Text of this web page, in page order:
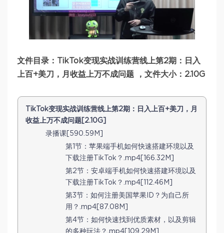
文件目录：TikTok变现实战训练营线上第2期：日入
上百+美刀，月收益上万不成问题 ，文件大小：2.10G
TikTok变现实战训练营线上第2期：日入上百+美刀，月
收益上万不成问题[2.10G]
录播课[590.59M]
第1节：苹果端手机如何快速搭建环境以及
下载注册TikTok？.mp4[166.32M]
第2节：安卓端手机如何快速搭建环境以及
下载注册TikTok？.mp4[112.46M]
第3节：如何注册美国苹果ID？为自己所
用？.mp4[87.08M]
第4节：如何快速找到优质素材，以及剪辑
的多种玩法？.mp4[109.29M]